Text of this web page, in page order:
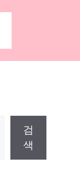
검
색